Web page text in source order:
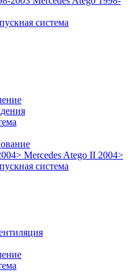
система
Mercedes Atego II 2004>
система